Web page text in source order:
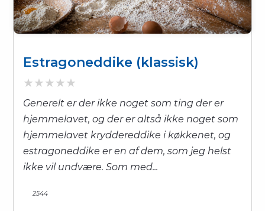
Estragoneddike (klassisk)
Generelt er der ikke noget som ting der er
hjemmelavet, og der er altså ikke noget som
hjemmelavet kryddereddike i køkkenet, og
estragoneddike er en af dem, som jeg helst
ikke vil undvære. Som med...
2544